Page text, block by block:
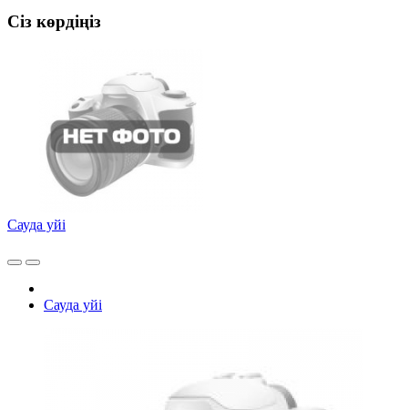
Сіз көрдіңіз
Сауда yйi
Сауда yйi